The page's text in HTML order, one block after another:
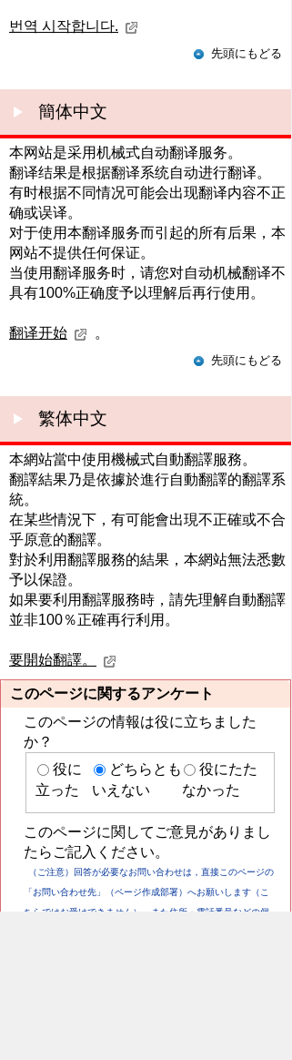
번역 시작합니다.
先頭にもどる
簡体中文
本网站是采用机械式自动翻译服务。
翻译结果是根据翻译系统自动进行翻译。
有时根据不同情况可能会出现翻译内容不正
确或误译。
对于使用本翻译服务而引起的所有后果，本
网站不提供任何保证。
当使用翻译服务时，请您对自动机械翻译不
具有100%正确度予以理解后再行使用。
翻译开始 。
先頭にもどる
繁体中文
本網站當中使用機械式自動翻譯服務。
翻譯結果乃是依據於進行自動翻譯的翻譯系
統。
在某些情況下，有可能會出現不正確或不合
乎原意的翻譯。
對於利用翻譯服務的結果，本網站無法悉數
予以保證。
如果要利用翻譯服務時，請先理解自動翻譯
並非100％正確再行利用。
要開始翻譯。
このページに関するアンケート
このページの情報は役に立ちました
か？
役に
立った
どちらとも
いえない
役にたた
なかった
このページに関してご意見がありまし
たらご記入ください。
（ご注意）回答が必要なお問い合わせは，直接このページの
「お問い合わせ先」（ページ作成部署）へお願いします（こ
ちらではお受けできません）。また住所・電話番号などの個